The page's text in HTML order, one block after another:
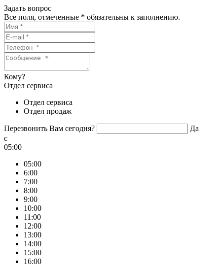
Задать вопрос
Все поля, отмеченные * обязательны к заполнению.
Кому?
Отдел сервиса
Отдел сервиса
Отдел продаж
Перезвонить Вам сегодня?
Да
c
05:00
05:00
6:00
7:00
8:00
9:00
10:00
11:00
12:00
13:00
14:00
15:00
16:00